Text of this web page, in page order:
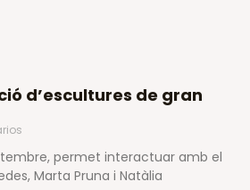
d’escultures de gran
permet interactuar amb el
Marta Pruna i Natàlia